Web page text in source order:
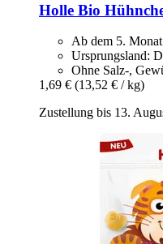
Holle Bio
Ab dem 5. Monat
Ursprungsland:
Ohne Salz-,
1,69 € (13,52 € / kg)
Zustellung bis 13.